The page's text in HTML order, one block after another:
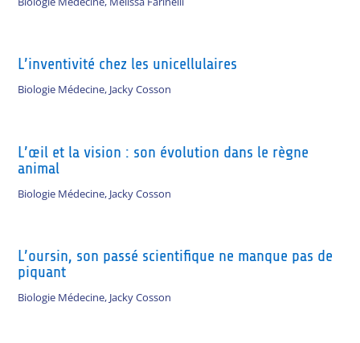
L’inventivité chez les unicellulaires
Biologie Médecine, Jacky Cosson
L’œil et la vision : son évolution dans le règne
animal
Biologie Médecine, Jacky Cosson
L’oursin, son passé scientifique ne manque pas de
piquant
Biologie Médecine, Jacky Cosson